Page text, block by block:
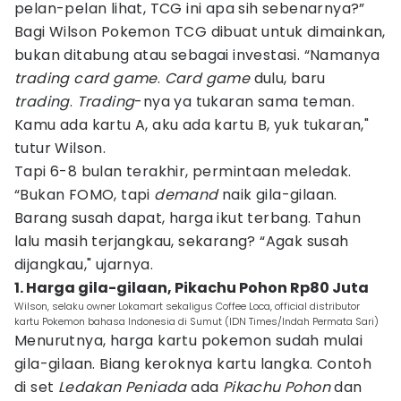
pelan-pelan lihat, TCG ini apa sih sebenarnya?”
Bagi Wilson Pokemon TCG dibuat untuk dimainkan,
bukan ditabung atau sebagai investasi. “Namanya
trading card game. Card gamedulu, baru
trading. Trading-nya ya tukaran sama teman.
Kamu ada kartu A, aku ada kartu B, yuk tukaran,"
tutur Wilson.
Tapi 6-8 bulan terakhir, permintaan meledak.
“Bukan FOMO, tapi demandnaik gila-gilaan.
Barang susah dapat, harga ikut terbang. Tahun
lalu masih terjangkau, sekarang? “Agak susah
dijangkau," ujarnya.
1. Harga gila-gilaan, Pikachu Pohon Rp80 Juta
Wilson, selaku owner Lokamart sekaligus Coffee Loca, official distributor
kartu Pokemon bahasa Indonesia di Sumut (IDN Times/Indah Permata Sari)
Menurutnya, harga kartu pokemon sudah mulai
gila-gilaan. Biang keroknya kartu langka. Contoh
di set Ledakan Peniadaada Pikachu Pohondan